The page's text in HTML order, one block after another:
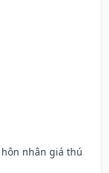
hôn nhân giá thú